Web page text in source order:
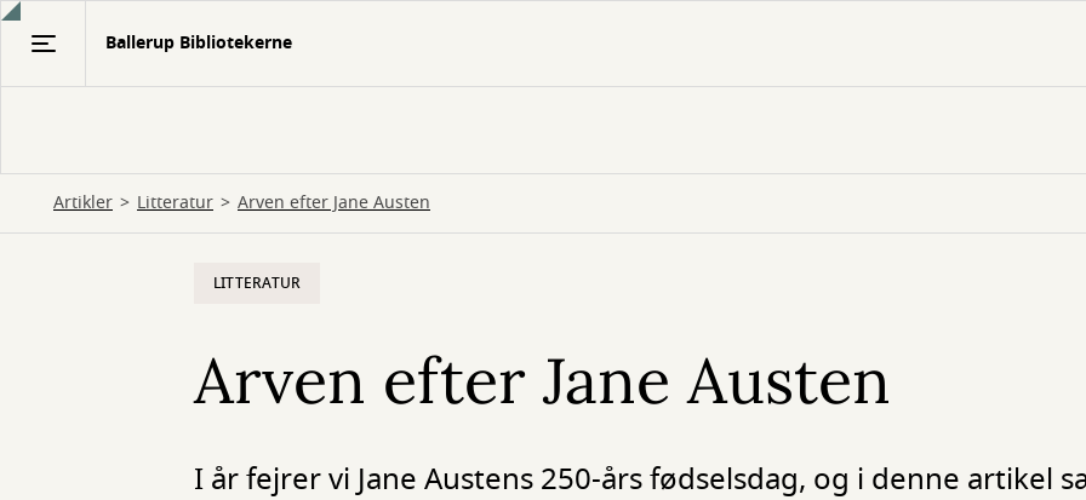
Gå
Ballerup Bibliotekerne
Artikler Litteratur Arven efter Jane Austen
LITTERATUR
Arven efter Jane Austen
I år fejrer vi Jane Austens 250-års fødselsdag, og i denne artikel